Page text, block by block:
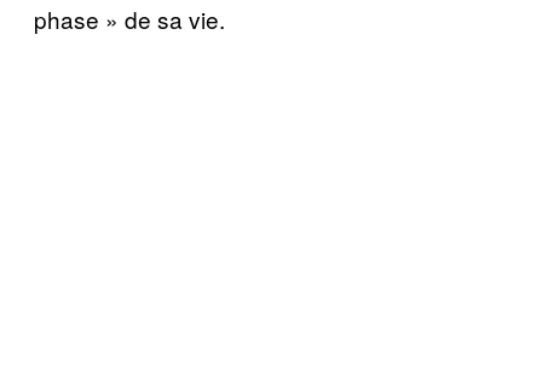
phase » de sa vie.